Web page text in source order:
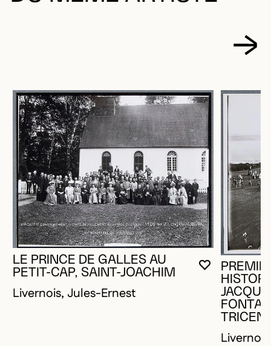
VOUS
FERMER
OUVRIR LA
LE PRINCE DE GALLES AU
PETIT-CAP, SAINT-JOACHIM
Livernois, Jules-Ernest